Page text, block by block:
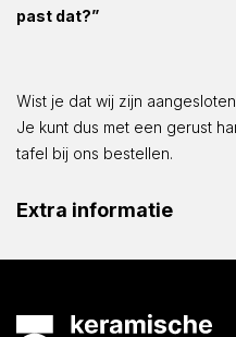
past dat?”
Wist je dat wij zijn
Je kunt dus met een gerust
tafel bij ons bestellen.
Extra informatie